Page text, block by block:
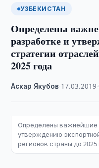
УЗБЕКИСТАН
Определены
разработке и
стратегии
2025 года
Аскар Якубов 17.03.2019 ·
Определены важнейшие
утверждению
регионов страны до